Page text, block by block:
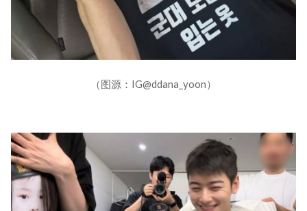
（图源：IG@ddana_yoon）